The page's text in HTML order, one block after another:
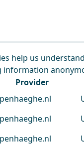
help us
Provider